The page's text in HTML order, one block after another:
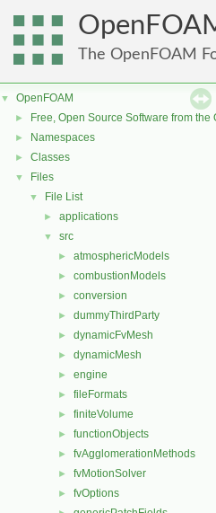
The OpenFOAM
▼ OpenFOAM
► Free, Open Source Software from the
► Namespaces
► Classes
▼ Files
▼ File List
► applications
▼ src
► atmosphericModels
► combustionModels
► conversion
► dummyThirdParty
► dynamicFvMesh
► dynamicMesh
► engine
► fileFormats
► finiteVolume
► functionObjects
► fvAgglomerationMethods
► fvMotionSolver
► fvOptions